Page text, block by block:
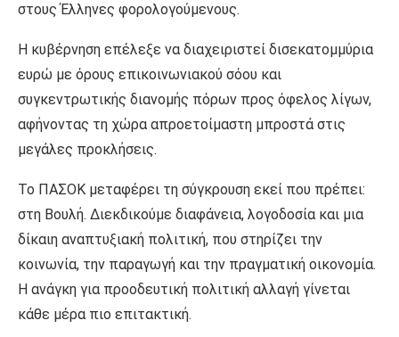
στους Έλληνες φορολογούμενους.
Η κυβέρνηση επέλεξε να διαχειριστεί δισεκατομμύρια
ευρώ με όρους επικοινωνιακού σόου και
συγκεντρωτικής διανομής πόρων προς όφελος λίγων,
αφήνοντας τη χώρα απροετοίμαστη μπροστά στις
μεγάλες προκλήσεις.
Το ΠΑΣΟΚ μεταφέρει τη σύγκρουση εκεί που πρέπει:
στη Βουλή. Διεκδικούμε διαφάνεια, λογοδοσία και μια
δίκαιη αναπτυξιακή πολιτική, που στηρίζει την
κοινωνία, την παραγωγή και την πραγματική οικονομία.
Η ανάγκη για προοδευτική πολιτική αλλαγή γίνεται
κάθε μέρα πιο επιτακτική.